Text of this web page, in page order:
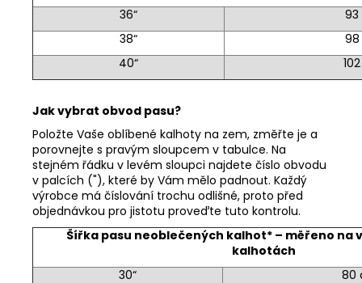
36“
38“
40“
Jak vybrat obvod pasu?
Položte Vaše oblíbené kalhoty na zem, změřte je a
porovnejte s pravým sloupcem v tabulce. Na
stejném řádku v levém sloupci najdete číslo obvodu
v palcích ("), které by Vám mělo padnout. Každý
výrobce má číslování trochu odlišné, proto před
objednávkou pro jistotu proveďte tuto kontrolu.
Šířka pasu neoblečených kalhot* – měřeno na
kalhotách
30“
80